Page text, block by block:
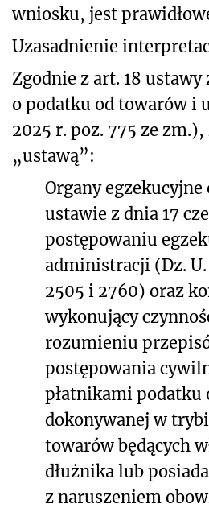
wniosku, jest
Uzasadnienie
Zgodnie z art. 18 ustawy
o podatku od towarów i
2025 r. poz. 775 ze
„ustawą”:
Organy
ustawie z dnia 17
postępowaniu
administracji (Dz. U.
2505 i 2760) oraz
wykonujący
rozumieniu
postępowania
płatnikami podatku
dokonywanej w
towarów będących
dłużnika lub
z naruszeniem